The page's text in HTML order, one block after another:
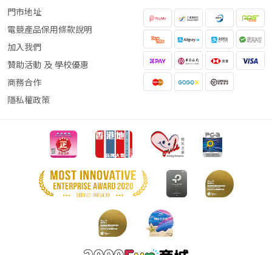
門市地址
電競產品保用條款說明
加入我們
贊助活動 及 學校優惠
商務合作
隱私權政策